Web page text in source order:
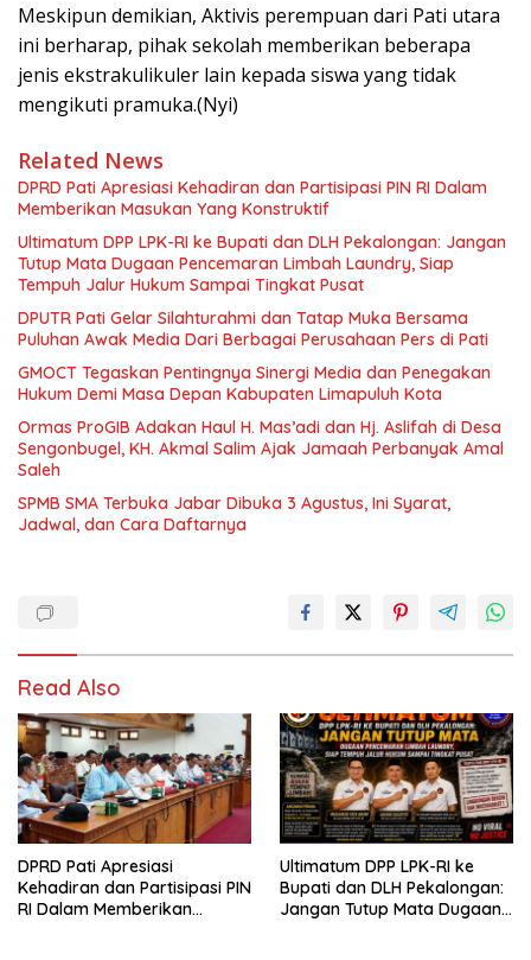
Meskipun demikian, Aktivis perempuan dari Pati utara
ini berharap, pihak sekolah memberikan beberapa
jenis ekstrakulikuler lain kepada siswa yang tidak
mengikuti pramuka.(Nyi)
Related News
DPRD Pati Apresiasi Kehadiran dan Partisipasi PIN RI Dalam
Memberikan Masukan Yang Konstruktif
Ultimatum DPP LPK-RI ke Bupati dan DLH Pekalongan: Jangan
Tutup Mata Dugaan Pencemaran Limbah Laundry, Siap
Tempuh Jalur Hukum Sampai Tingkat Pusat
DPUTR Pati Gelar Silahturahmi dan Tatap Muka Bersama
Puluhan Awak Media Dari Berbagai Perusahaan Pers di Pati
GMOCT Tegaskan Pentingnya Sinergi Media dan Penegakan
Hukum Demi Masa Depan Kabupaten Limapuluh Kota
Ormas ProGIB Adakan Haul H. Mas’adi dan Hj. Aslifah di Desa
Sengonbugel, KH. Akmal Salim Ajak Jamaah Perbanyak Amal
Saleh
SPMB SMA Terbuka Jabar Dibuka 3 Agustus, Ini Syarat,
Jadwal, dan Cara Daftarnya
Read Also
DPRD Pati Apresiasi
Kehadiran dan Partisipasi PIN
RI Dalam Memberikan
Ultimatum DPP LPK-RI ke
Bupati dan DLH Pekalongan:
Jangan Tutup Mata Dugaan